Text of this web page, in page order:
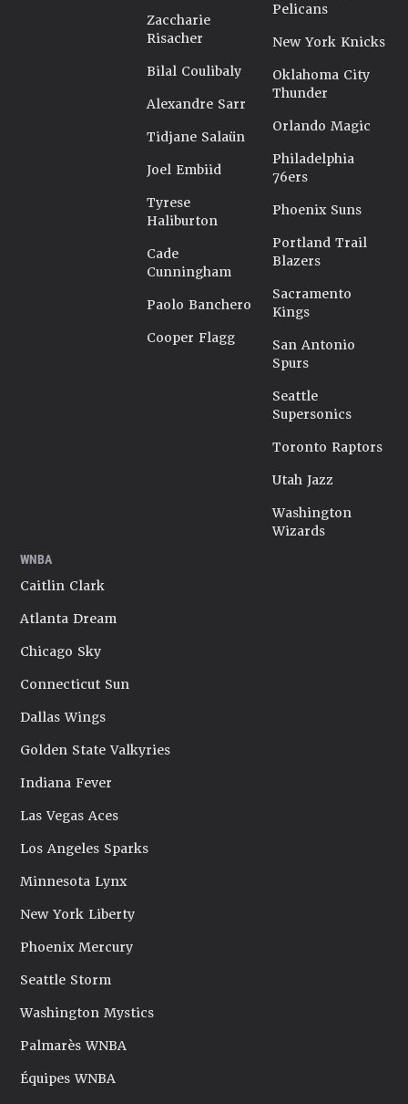
Zaccharie
Risacher
Bilal Coulibaly
Alexandre Sarr
Tidjane Salaün
Joel Embiid
Tyrese
Haliburton
Cade
Cunningham
Paolo Banchero
Cooper Flagg
Pelicans
New York Knicks
Oklahoma City
Thunder
Orlando Magic
Philadelphia
76ers
Phoenix Suns
Portland Trail
Blazers
Sacramento
Kings
San Antonio
Spurs
Seattle
Supersonics
Toronto Raptors
Utah Jazz
Washington
Wizards
WNBA
Caitlin Clark
Atlanta Dream
Chicago Sky
Connecticut Sun
Dallas Wings
Golden State Valkyries
Indiana Fever
Las Vegas Aces
Los Angeles Sparks
Minnesota Lynx
New York Liberty
Phoenix Mercury
Seattle Storm
Washington Mystics
Palmarès WNBA
Équipes WNBA